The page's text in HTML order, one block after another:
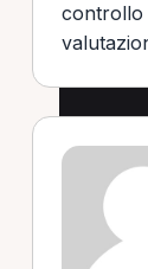
controllo